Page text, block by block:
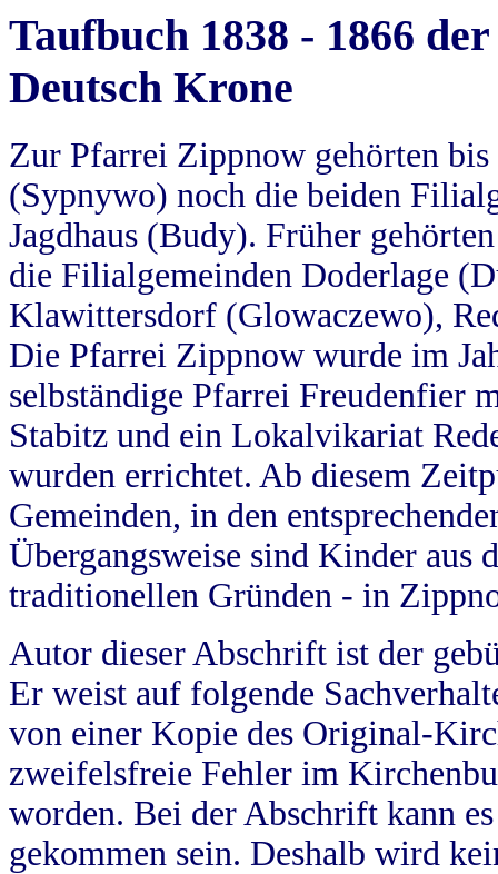
Taufbuch 1838 - 1866
Deutsch Krone
Zur Pfarrei Zippnow gehörten
(Sypnywo) noch die beiden
Jagdhaus (Budy). Früher
die Filialgemeinden Doderlage
Klawittersdorf (Glowaczewo),
Die Pfarrei Zippnow wurde im
selbständige Pfarrei Freudenfier
Stabitz und ein Lokalvikariat
wurden errichtet. Ab diesem
Gemeinden, in den
Übergangsweise sind Kinder aus
traditionellen Gründen - in
Autor dieser Abschrift ist der
Er weist auf folgende
von einer Kopie des Original-
zweifelsfreie Fehler im
worden. Bei der Abschrift kann
gekommen sein. Deshalb wird